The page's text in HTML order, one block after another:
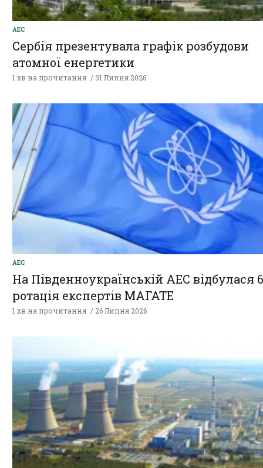
АЕС
Сербія презентувала графік розбудови
атомної енергетики
1 хв на прочитання 31 Липня 2026
АЕС
На Південноукраїнській АЕС відбулася
ротація експертів МАГАТЕ
1 хв на прочитання 26 Липня 2026